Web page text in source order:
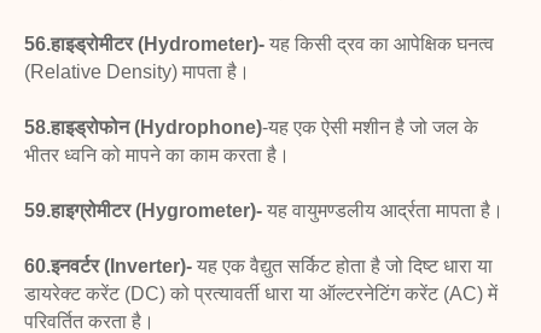
56.हाइड्रोमीटर (Hydrometer)- यह किसी द्रव का आपेक्षिक घनत्व
(Relative Density) मापता है।
58.हाइड्रोफोन (Hydrophone)-यह एक ऐसी मशीन है जो जल के
भीतर ध्वनि को मापने का काम करता है।
59.हाइग्रोमीटर (Hygrometer)- यह वायुमण्डलीय आर्द्रता मापता है।
60.इनवर्टर (Inverter)- यह एक वैद्युत सर्किट होता है जो दिष्ट धारा या
डायरेक्ट करेंट (DC) को प्रत्यावर्ती धारा या ऑल्टरनेटिंगकरेंट (AC) में
परिवर्तित करता है।